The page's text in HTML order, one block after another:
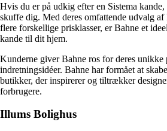
Hvis du er på udkig efter en Sistema
skuffe dig. Med deres omfattende udvalg
flere forskellige prisklasser, er Bahne et
kande til dit hjem.
Kunderne giver Bahne ros for deres
indretningsidéer. Bahne har formået at
butikker, der inspirerer og tiltrækker
forbrugere.
Illums Bolighus